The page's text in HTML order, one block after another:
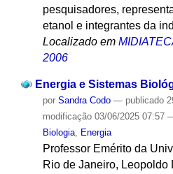
pesquisadores,
etanol e integrantes da
Localizado em
2006
Energia e Sistemas
por Sandra Codo — publicado
modificação03/06/2025 07:57
Biologia, Energia
Professor Emérito da
Rio de Janeiro, Leopoldo